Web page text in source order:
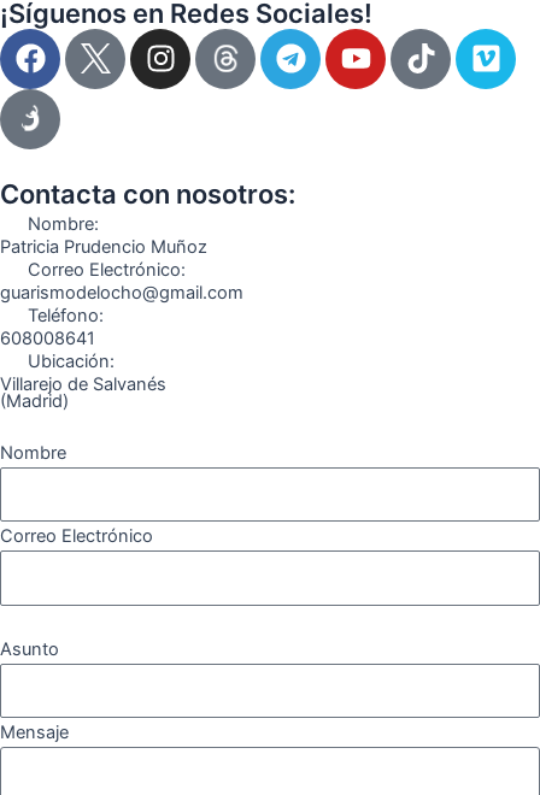
¡Síguenos en Redes Sociales!
F
a
c
e
o
o
k
I
n
g
a
m
T
e
r
Y
o
T
i
V
i
Contacta con nosotros:
Nombre:
Patricia Prudencio Muñoz
Correo Electrónico:
guarismodelocho@gmail.com
Teléfono:
608008641
Ubicación:
Villarejo de Salvanés
(Madrid)
Nombre
Correo Electrónico
Asunto
Mensaje